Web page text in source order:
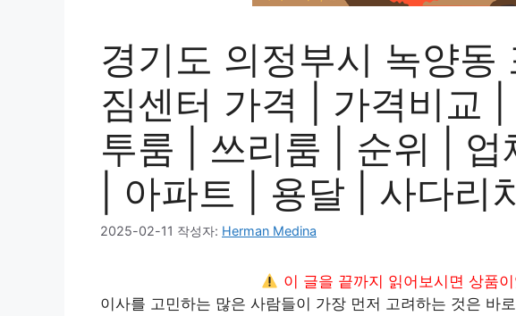
경기도 의정부시 녹양동
짐센터 가격 | 가격비교 |
투룸 | 쓰리룸 | 순위 |
| 아파트 | 용달 | 사다리
2025-02-11 작성자: Herman Medina
이 글을 끝까지 읽어보시면 상품
이사를 고민하는 많은 사람들이 가장 먼저 고려하는 것은 바로